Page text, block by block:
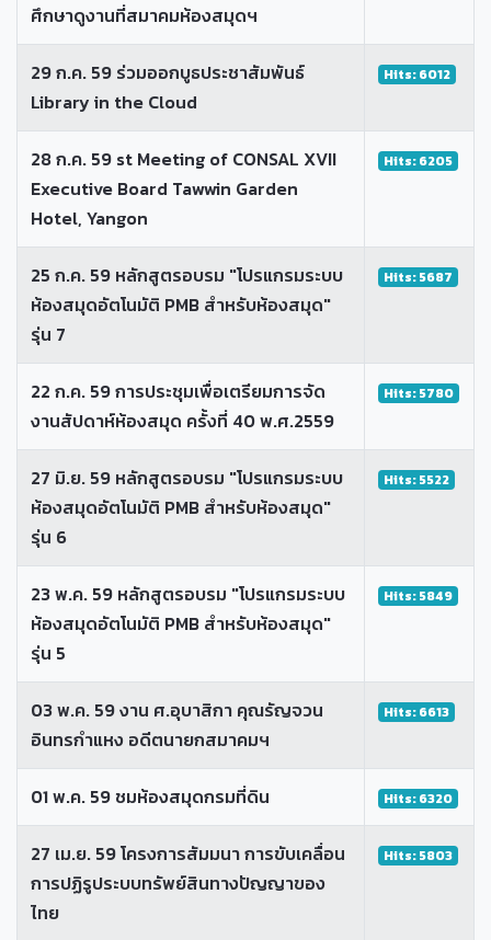
ศึกษาดูงานที่สมาคมห้องสมุดฯ
29 ก.ค. 59 ร่วมออกบูธประชาสัมพันธ์
Library in the Cloud
Hits: 6012
28 ก.ค. 59 st Meeting of CONSAL XVII
Executive Board Tawwin Garden
Hotel, Yangon
Hits: 6205
25 ก.ค. 59 หลักสูตรอบรม "โปรแกรมระบบ
ห้องสมุดอัตโนมัติ PMB สำหรับห้องสมุด"
รุ่น 7
Hits: 5687
22 ก.ค. 59 การประชุมเพื่อเตรียมการจัด
งานสัปดาห์ห้องสมุด ครั้งที่ 40 พ.ศ.2559
Hits: 5780
27 มิ.ย. 59 หลักสูตรอบรม "โปรแกรมระบบ
ห้องสมุดอัตโนมัติ PMB สำหรับห้องสมุด"
รุ่น 6
Hits: 5522
23 พ.ค. 59 หลักสูตรอบรม "โปรแกรมระบบ
ห้องสมุดอัตโนมัติ PMB สำหรับห้องสมุด"
รุ่น 5
Hits: 5849
03 พ.ค. 59 งาน ศ.อุบาสิกา คุณรัญจวน
อินทรกำแหง อดีตนายกสมาคมฯ
Hits: 6613
01 พ.ค. 59 ชมห้องสมุดกรมที่ดิน Hits: 6320
27 เม.ย. 59 โครงการสัมมนา การขับเคลื่อน
การปฏิรูประบบทรัพย์สินทางปัญญาของ
ไทย
Hits: 5803